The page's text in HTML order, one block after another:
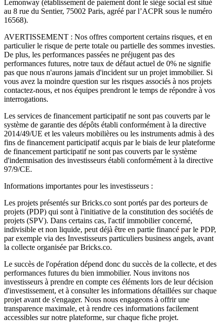
Lemonway (établissement de paiement dont le siège social est situé
au 8 rue du Sentier, 75002 Paris, agréé par l’ACPR sous le numéro
16568).
AVERTISSEMENT : Nos offres comportent certains risques, et en
particulier le risque de perte totale ou partielle des sommes investies.
De plus, les performances passées ne préjugent pas des
performances futures, notre taux de défaut actuel de 0% ne signifie
pas que nous n'aurons jamais d'incident sur un projet immobilier. Si
vous avez la moindre question sur les risques associés à nos projets
contactez-nous, et nos équipes prendront le temps de répondre à vos
interrogations.
Les services de financement participatif ne sont pas couverts par le
système de garantie des dépôts établi conformément à la directive
2014/49/UE et les valeurs mobilières ou les instruments admis à des
fins de financement participatif acquis par le biais de leur plateforme
de financement participatif ne sont pas couverts par le système
d'indemnisation des investisseurs établi conformément à la directive
97/9/CE.
Informations importantes pour les investisseurs :
Les projets présentés sur Bricks.co sont portés par des porteurs de
projets (PDP) qui sont à l'initiative de la constitution des sociétés de
projets (SPV). Dans certains cas, l'actif immobilier concerné,
indivisible et non liquide, peut déjà être en partie financé par le PDP,
par exemple via des Investisseurs particuliers business angels, avant
la collecte organisée par Bricks.co.
Le succès de l'opération dépend donc du succès de la collecte, et des
performances futures du bien immobilier. Nous invitons nos
investisseurs à prendre en compte ces éléments lors de leur décision
d'investissement, et à consulter les informations détaillées sur chaque
projet avant de s'engager. Nous nous engageons à offrir une
transparence maximale, et à rendre ces informations facilement
accessibles sur notre plateforme, sur chaque fiche projet.